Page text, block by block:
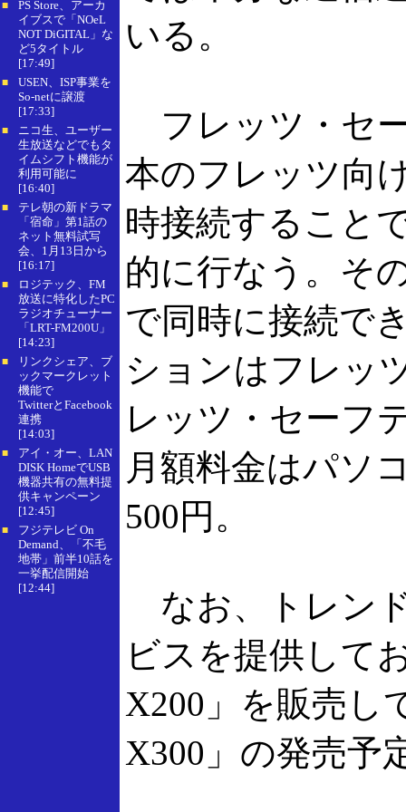
■
PS Store、アーカ
イブスで「NOeL
NOT DiGITAL」な
ど5タイトル
[17:49]
■
USEN、ISP事業を
So-netに譲渡
[17:33]
■
ニコ生、ユーザー
生放送などでもタ
イムシフト機能が
利用可能に
[16:40]
■
テレ朝の新ドラマ
「宿命」第1話の
ネット無料試写
会、1月13日から
[16:17]
■
ロジテック、FM
放送に特化したPC
ラジオチューナー
「LRT-FM200U」
[14:23]
■
リンクシェア、ブ
ックマークレット
機能で
TwitterとFacebook
連携
[14:03]
■
アイ・オー、LAN
DISK HomeでUSB
機器共有の無料提
供キャンペーン
[12:45]
■
フジテレビ On
Demand、「不毛
地帯」前半10話を
一挙配信開始
[12:44]
いる。
フレッツ・セ
本のフレッツ向
時接続すること
的に行なう。そ
で同時に接続で
ションはフレッ
レッツ・セーフ
月額料金はパソ
500円。
なお、トレン
ビスを提供して
X200」を販売し
X300」の発売予